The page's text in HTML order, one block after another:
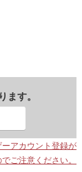
す。
アカウント登録が
ご注意ください。